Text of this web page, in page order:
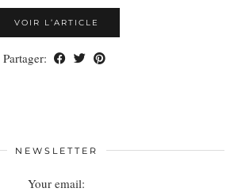
VOIR L’ARTICLE
Partager:
NEWSLETTER
Your email: